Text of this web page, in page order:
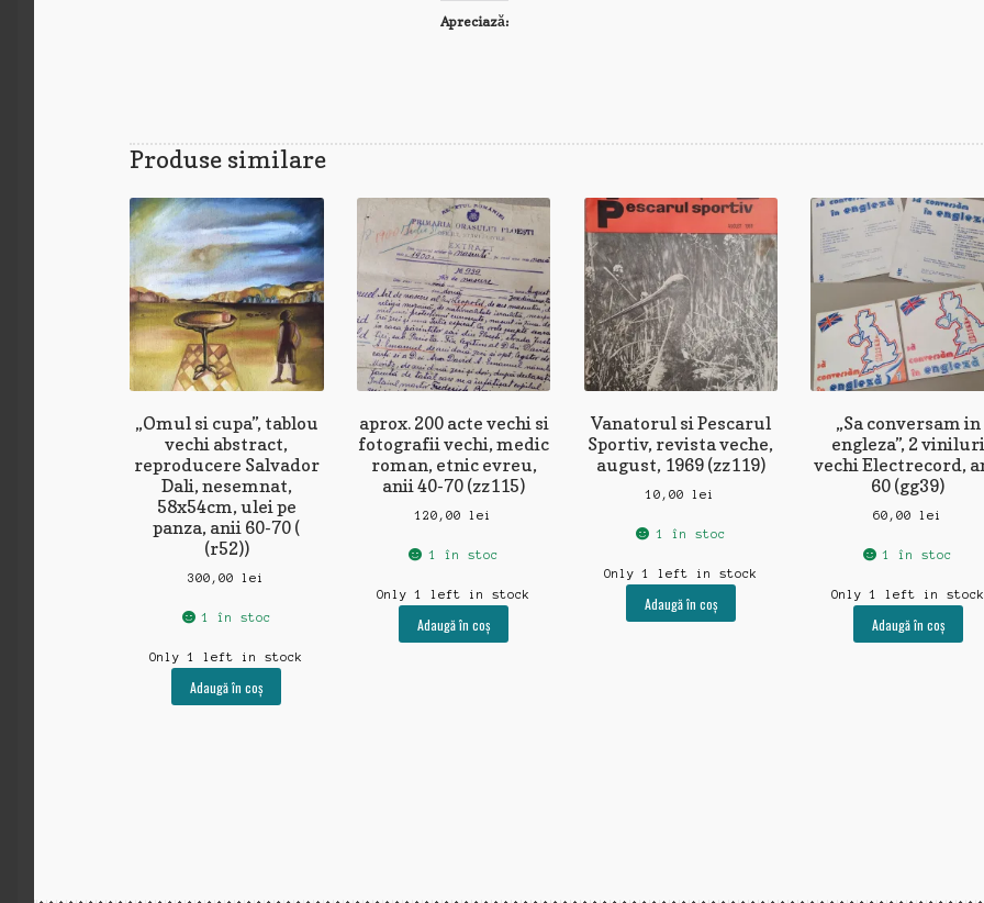
Apreciază:
Produse similare
„Omul si cupa”, tablou
vechi abstract,
reproducere Salvador
Dali, nesemnat,
58x54cm, ulei pe
panza, anii 60-70 (
(r52))
300,00lei
1 în stoc
Only 1 left in stock
Adaugă în coș
aprox. 200 acte vechi si
fotografii vechi, medic
roman, etnic evreu,
anii 40-70 (zz115)
120,00lei
1 în stoc
Only 1 left in stock
Adaugă în coș
Vanatorul si Pescarul
Sportiv, revista veche,
august, 1969 (zz119)
10,00lei
1 în stoc
Only 1 left in stock
Adaugă în coș
„Sa conversam in
engleza”, 2 viniluri
vechi Electrecord,
60 (gg39)
60,00lei
1 în stoc
Only 1 left in stock
Adaugă în coș